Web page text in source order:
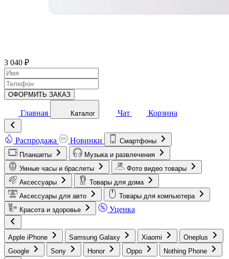
3 040 ₽
ОФОРМИТЬ ЗАКАЗ
Главная Каталог Чат Корзина
Распродажа Новинки
Смартфоны
Планшеты
Музыка и развлечения
Умные часы и браслеты
Фото видео товары
Аксессуары
Товары для дома
Аксессуары для авто
Товары для компьютера
Красота и здоровье
Уценка
Apple iPhone Samsung Galaxy Xiaomi
Oneplus
Google
Sony Honor Oppo Nothing Phone